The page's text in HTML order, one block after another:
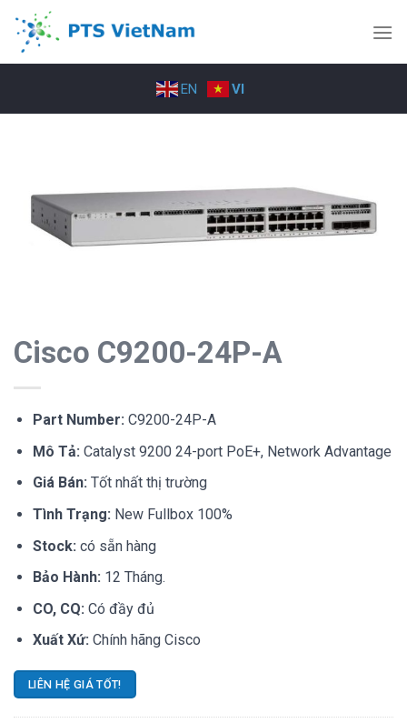
content
EN VI
Cisco C9200-24P-A
Part Number: C9200-24P-A
Mô Tả: Catalyst 9200 24-port PoE+, Network Advantage
Giá Bán: Tốt nhất thị trường
Tình Trạng: New Fullbox 100%
Stock: có sẵn hàng
Bảo Hành: 12 Tháng.
CO, CQ: Có đầy đủ
Xuất Xứ: Chính hãng Cisco
LIÊN HỆ GIÁ TỐT!